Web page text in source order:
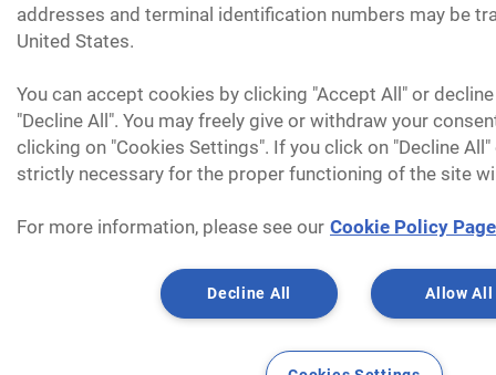
addresses and terminal identification numbers may be
United States.
You can accept cookies by clicking "Accept All" or
"Decline All". You may freely give or withdraw your
clicking on "Cookies Settings". If you click on "Decline
strictly necessary for the proper functioning of the site
For more information, please see our Cookie Policy Page
Allow All
Decline All